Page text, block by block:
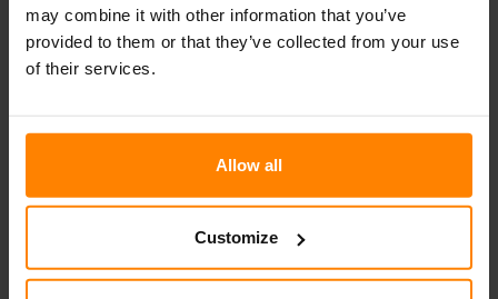
may combine it with other information that you’ve
provided to them or that they’ve collected from your use
of their services.
Allow all
Customize
amortisseur de vibrations à 3 points sur le montage sur
pied. Cet éclairage intègre un phare, un feu de direction et
un feu de stationnement dans une seule unité.
Télécharger la fiche produit
Tous les produits ne sont pas disponibles sur tous les marchés. Les
spécifications et les conceptions sont amenées à évoluer au fur et à
mesure des améliorations continues. \nToutes les valeurs indiquées sont
des valeurs nominales. Les illustrations ne montrent pas nécessairement
la conception de chaque version et certaines fonctionnalités concernent